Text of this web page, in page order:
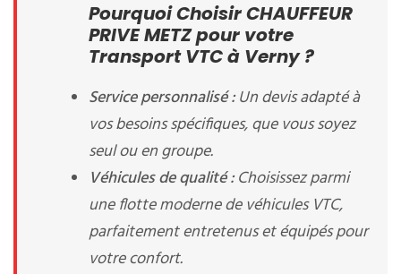
Pourquoi Choisir CHAUFFEUR
PRIVE METZ pour votre
Transport VTC à Verny ?
Service personnalisé :Un devis adapté à
vos besoins spécifiques, que vous soyez
seul ou en groupe.
Véhicules de qualité :Choisissez parmi
une flotte moderne de véhicules VTC,
parfaitement entretenus et équipés pour
votre confort.